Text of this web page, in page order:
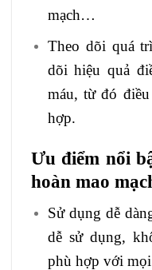
mạch…
Theo dõi quá
dõi hiệu quả
máu, từ đó
hợp.
Ưu điểm nổi
hoàn mao
Sử dụng dễ
dễ sử dụng,
phù hợp với